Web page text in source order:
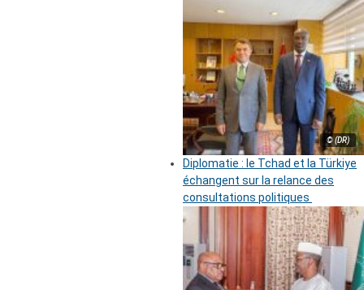
© (DR)
Diplomatie : le Tchad et la Türkiye
échangent sur la relance des
consultations politiques